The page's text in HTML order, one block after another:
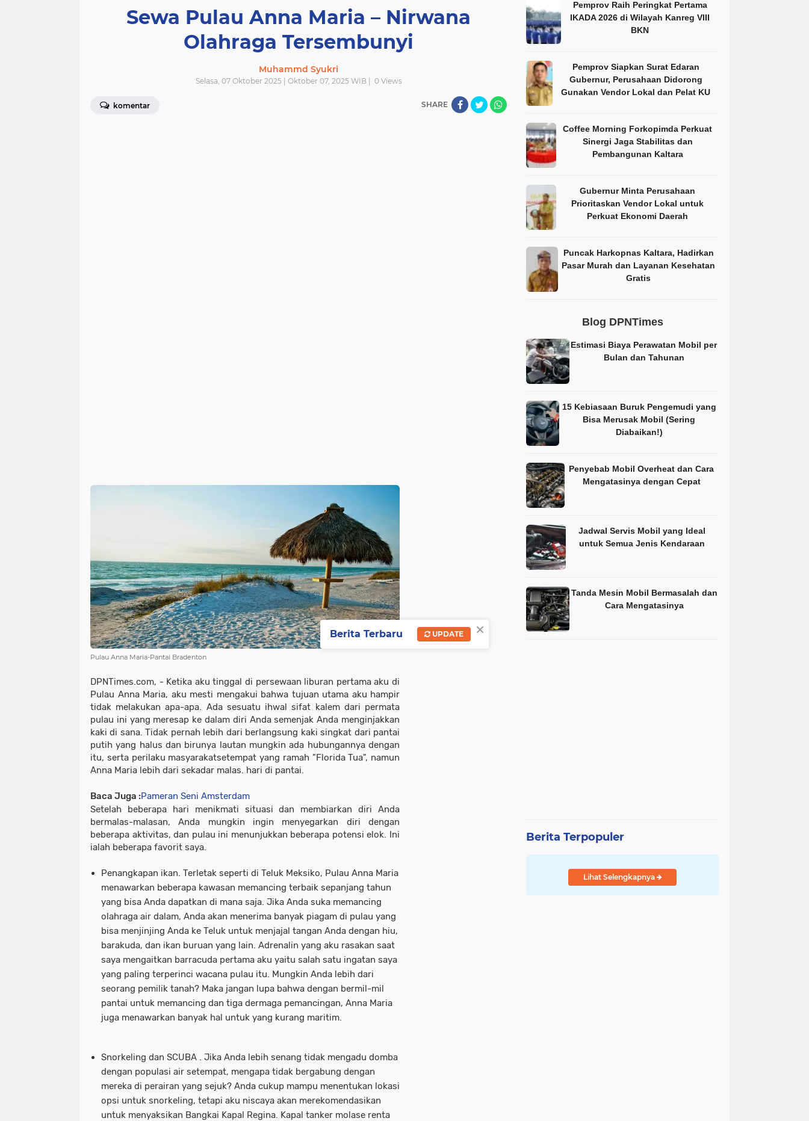
Sewa Pulau Anna Maria – Nirwana
Olahraga Tersembunyi
Muhammd Syukri
Selasa, 07 Oktober 2025 | Oktober 07, 2025 WIB | 0Views
komentar SHARE
Pulau Anna Maria-Pantai Bradenton
DPNTimes.com, - Ketika aku tinggal di persewaan liburan pertama aku di
Pulau Anna Maria, aku mesti mengakui bahwa tujuan utama aku hampir
tidak melakukan apa-apa. Ada sesuatu ihwal sifat kalem dari permata
pulau ini yang meresap ke dalam diri Anda semenjak Anda menginjakkan
kaki di sana. Tidak pernah lebih dari berlangsung kaki singkat dari pantai
putih yang halus dan birunya lautan mungkin ada hubungannya dengan
itu, serta perilaku masyarakatsetempat yang ramah "Florida Tua", namun
Anna Maria lebih dari sekadar malas. hari di pantai.
Baca Juga :Pameran Seni Amsterdam
Setelah beberapa hari menikmati situasi dan membiarkan diri Anda
bermalas-malasan, Anda mungkin ingin menyegarkan diri dengan
beberapa aktivitas, dan pulau ini menunjukkan beberapa potensi elok. Ini
ialah beberapa favorit saya.
Penangkapan ikan. Terletak seperti di Teluk Meksiko, Pulau Anna Maria
menawarkan beberapa kawasan memancing terbaik sepanjang tahun
yang bisa Anda dapatkan di mana saja. Jika Anda suka memancing
olahraga air dalam, Anda akan menerima banyak piagam di pulau yang
bisa menjinjing Anda ke Teluk untuk menjajal tangan Anda dengan hiu,
barakuda, dan ikan buruan yang lain. Adrenalin yang aku rasakan saat
saya mengaitkan barracuda pertama aku yaitu salah satu ingatan saya
yang paling terperinci wacana pulau itu. Mungkin Anda lebih dari
seorang pemilik tanah? Maka jangan lupa bahwa dengan bermil-mil
pantai untuk memancing dan tiga dermaga pemancingan, Anna Maria
juga menawarkan banyak hal untuk yang kurang maritim.
Snorkeling dan SCUBA . Jika Anda lebih senang tidak mengadu domba
dengan populasi air setempat, mengapa tidak bergabung dengan
mereka di perairan yang sejuk? Anda cukup mampu menentukan lokasi
opsi untuk snorkeling, tetapi aku niscaya akan merekomendasikan
untuk menyaksikan Bangkai Kapal Regina. Kapal tanker molase renta
Pemprov Raih Peringkat Pertama
IKADA 2026 di Wilayah Kanreg VIII
BKN
Pemprov Siapkan Surat Edaran
Gubernur, Perusahaan Didorong
Gunakan Vendor Lokal dan Pelat KU
Coffee Morning Forkopimda Perkuat
Sinergi Jaga Stabilitas dan
Pembangunan Kaltara
Gubernur Minta Perusahaan
Prioritaskan Vendor Lokal untuk
Perkuat Ekonomi Daerah
Puncak Harkopnas Kaltara, Hadirkan
Pasar Murah dan Layanan Kesehatan
Gratis
Blog DPNTimes
Estimasi Biaya Perawatan Mobil per
Bulan dan Tahunan
15 Kebiasaan Buruk Pengemudi yang
Bisa Merusak Mobil (Sering
Diabaikan!)
Penyebab Mobil Overheat dan Cara
Mengatasinya dengan Cepat
Jadwal Servis Mobil yang Ideal
untuk Semua Jenis Kendaraan
Tanda Mesin Mobil Bermasalah dan
Cara Mengatasinya
Berita Terpopuler
Lihat Selengkapnya
×
Berita Terbaru UPDATE